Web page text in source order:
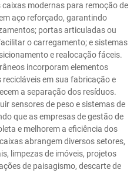
modernas para remoção de
aço reforçado, garantindo
portas articuladas ou
o carregamento; e sistemas
e realocação fáceis.
incorporam elementos
em sua fabricação e
a separação dos resíduos.
sensores de peso e sistemas de
que as empresas de gestão de
e melhorem a eficiência dos
abrangem diversos setores,
limpezas de imóveis, projetos
de paisagismo, descarte de